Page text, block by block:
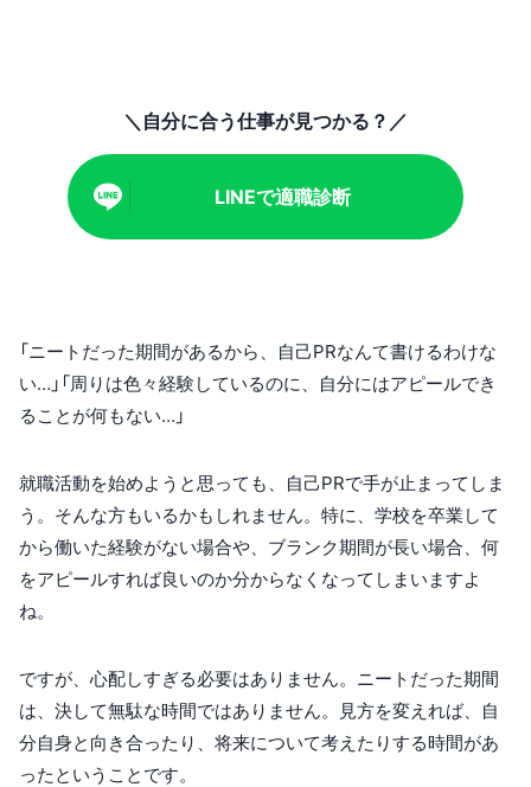
＼自分に合う仕事が見つかる？／
LINEで適職診断
「ニートだった期間があるから、自己PRなんて書けるわけな
い…」「周りは色々経験しているのに、自分にはアピールでき
ることが何もない…」
就職活動を始めようと思っても、自己PRで手が止まってしま
う。そんな方もいるかもしれません。特に、学校を卒業して
から働いた経験がない場合や、ブランク期間が長い場合、何
をアピールすれば良いのか分からなくなってしまいますよ
ね。
ですが、心配しすぎる必要はありません。ニートだった期間
は、決して無駄な時間ではありません。見方を変えれば、自
分自身と向き合ったり、将来について考えたりする時間があ
ったということです。